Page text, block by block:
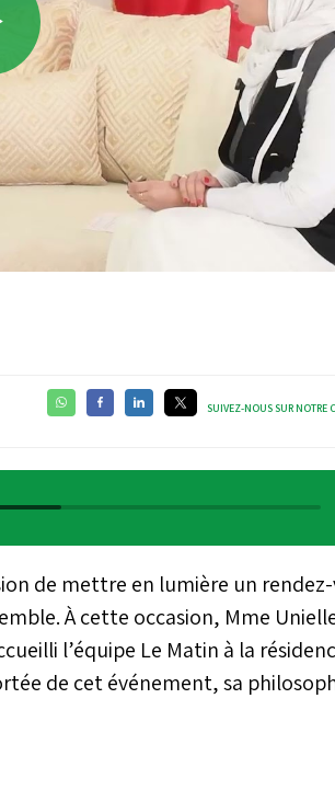
SUIVEZ-NOUS SUR NOTRE
de mettre en lumière un
À cette occasion, Mme
l’équipe Le Matin à la
de cet événement, sa